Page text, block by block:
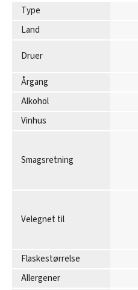
Type
Land
Druer
Årgang
Alkohol
Vinhus
Smagsretning
Velegnet til
Flaskestørrelse
Allergener